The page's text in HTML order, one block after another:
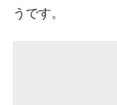
うです。